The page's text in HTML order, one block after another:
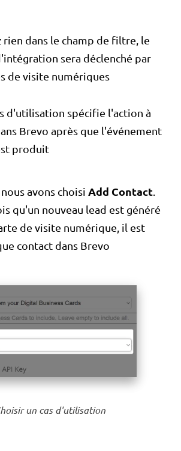
rien dans le champ de filtre, le
sera déclenché par
de visite numériques
d'utilisation spécifie l'action à
Brevo après que l'événement
produit
avons choisiAdd Contact.
qu'un nouveau lead est généré
de visite numérique, il est
contact dans Brevo
un cas d'utilisation